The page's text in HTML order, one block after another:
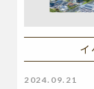
イ
2024.09.21